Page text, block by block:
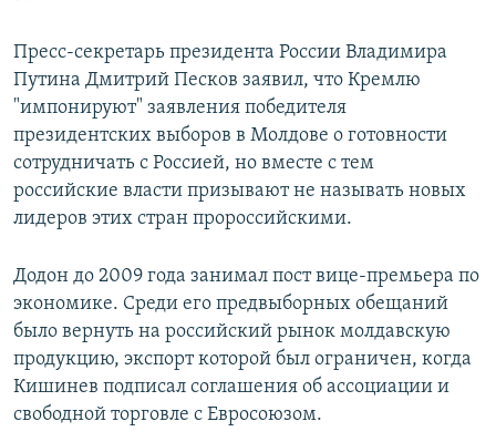
Пресс-секретарь президента России Владимира
Путина Дмитрий Песков заявил, что Кремлю
"импонируют" заявления победителя
президентских выборов в Молдове о готовности
сотрудничать с Россией, но вместе с тем
российские власти призывают не называть новых
лидеров этих стран пророссийскими.
Додон до 2009 года занимал пост вице-премьера по
экономике. Среди его предвыборных обещаний
было вернуть на российский рынок молдавскую
продукцию, экспорт которой был ограничен, когда
Кишинев подписал соглашения об ассоциации и
свободной торговле с Евросоюзом.